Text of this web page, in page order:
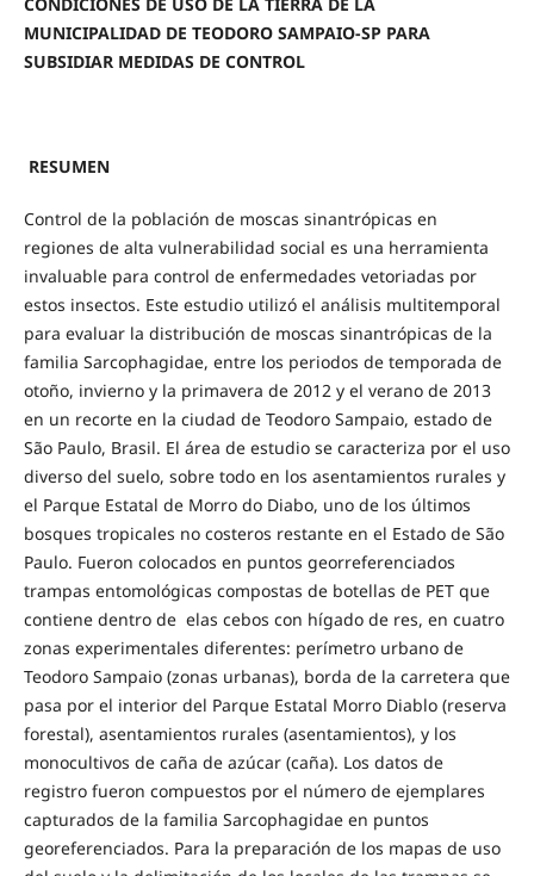
MUNICIPALIDAD DE TEODORO SAMPAIO-SP PARA
SUBSIDIAR MEDIDAS DE CONTROL
RESUMEN
Control de la población de moscas sinantrópicas en
regiones de alta vulnerabilidad social es una herramienta
invaluable para control de enfermedades vetoriadas por
estos insectos. Este estudio utilizó el análisis multitemporal
para evaluar la distribución de moscas sinantrópicas de la
familia Sarcophagidae, entre los periodos de temporada de
otoño, invierno y la primavera de 2012 y el verano de 2013
en un recorte en la ciudad de Teodoro Sampaio, estado de
São Paulo, Brasil. El área de estudio se caracteriza por el uso
diverso del suelo, sobre todo en los asentamientos rurales y
el Parque Estatal de Morro do Diabo, uno de los últimos
bosques tropicales no costeros restante en el Estado de São
Paulo. Fueron colocados en puntos georreferenciados
trampas entomológicas compostas de botellas de PET que
contiene dentro de elas cebos con hígado de res, en cuatro
zonas experimentales diferentes: perímetro urbano de
Teodoro Sampaio (zonas urbanas), borda de la carretera que
pasa por el interior del Parque Estatal Morro Diablo (reserva
forestal), asentamientos rurales (asentamientos), y los
monocultivos de caña de azúcar (caña). Los datos de
registro fueron compuestos por el número de ejemplares
capturados de la familia Sarcophagidae en puntos
georeferenciados. Para la preparación de los mapas de uso